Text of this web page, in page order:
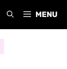
MENU